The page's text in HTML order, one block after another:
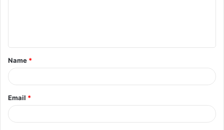
t
*
Name *
Email *